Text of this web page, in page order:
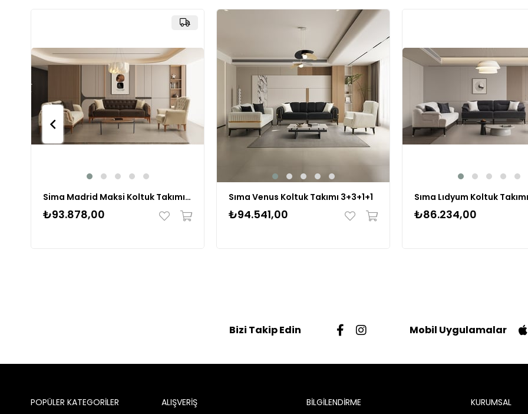
Sima Madrid Maksi Koltuk Takımı 3+3+1+1
₺93.878,00
Sıma Venus Koltuk Takımı 3+3+1+1
₺94.541,00
Sıma Lıdyum Koltuk
₺86.234,00
Bizi Takip Edin Mobil Uygulamalar
POPÜLER KATEGORİLER ALIŞVERİŞ BİLGİLENDİRME KURUMSAL